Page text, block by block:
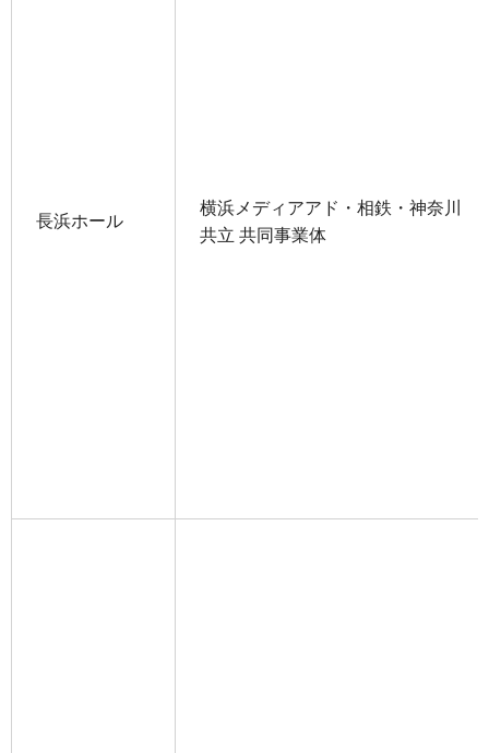
長浜ホール
横浜メディアアド・相鉄・神奈川
共立 共同事業体